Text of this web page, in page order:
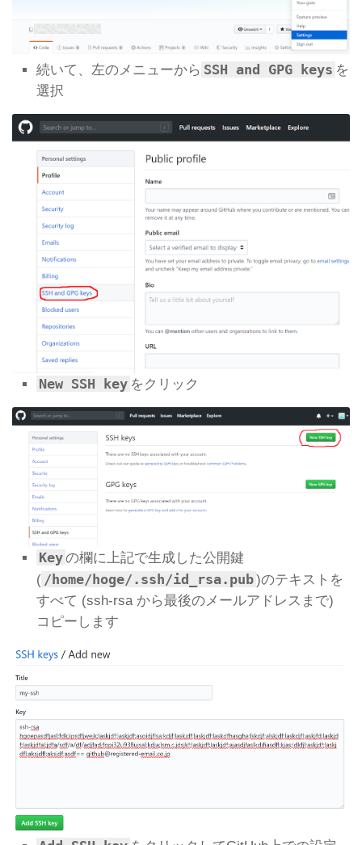
続いて、左のメニューから SSH and GPG keys を
選択
New SSH key をクリック
Keyの欄に上記で生成した公開鍵
( /home/hoge/.ssh/id_rsa.pub)のテキストを
すべて (ssh-rsa から最後のメールアドレスまで)
コピーします